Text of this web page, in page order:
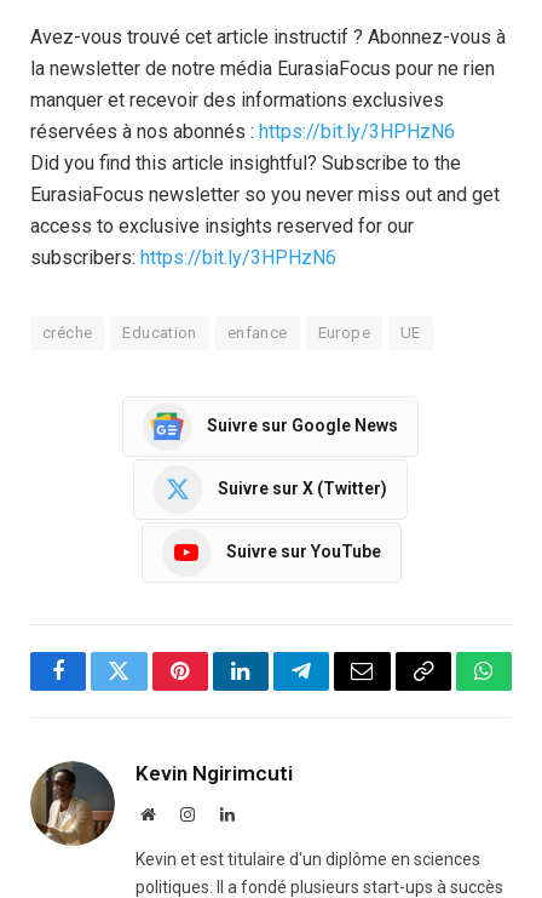
Avez-vous trouvé cet article instructif ? Abonnez-vous à
la newsletter de notre média EurasiaFocus pour ne rien
manquer et recevoir des informations exclusives
réservées à nos abonnés : https://bit.ly/3HPHzN6
Did you find this article insightful? Subscribe to the
EurasiaFocus newsletter so you never miss out and get
access to exclusive insights reserved for our
subscribers: https://bit.ly/3HPHzN6
créche Education enfance Europe UE
Suivre sur Google News
Suivre sur X (Twitter)
Suivre sur YouTube
FacebookTwitterPinterestLinkedInTelegramEmail Copy
Kevin Ngirimcuti
WebsiteInstagramLinkedIn
Kevin et est titulaire d'un diplôme en sciences
politiques. Il a fondé plusieurs start-ups à succès